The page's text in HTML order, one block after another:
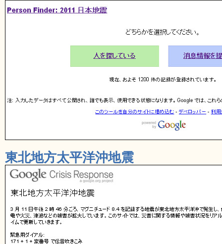
東北地方太平洋沖地震